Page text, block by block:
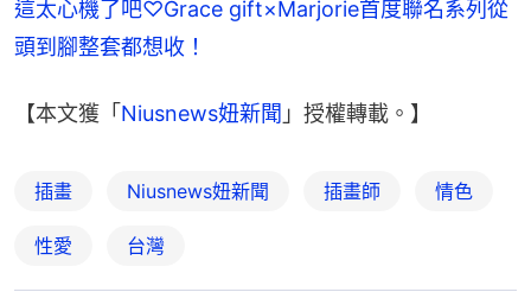
這太心機了吧♡Grace gift×Marjorie首度聯名系列從
頭到腳整套都想收！
【本文獲「 Niusnews妞新聞 」授權轉載。】
插畫 Niusnews妞新聞 插畫師 情色
性愛 台灣